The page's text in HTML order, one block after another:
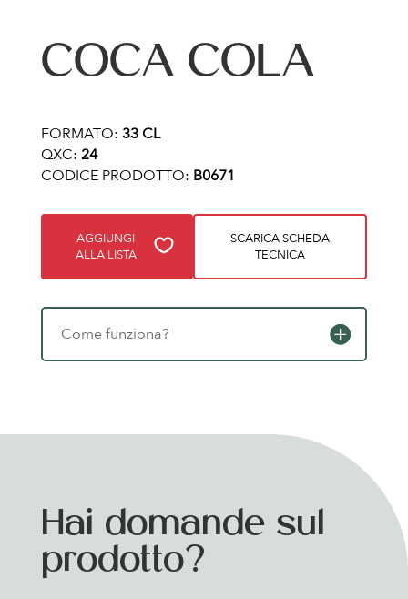
COCA COLA
FORMATO: 33 CL
QXC: 24
CODICE PRODOTTO: B0671
AGGIUNGI
ALLA LISTA
SCARICA SCHEDA
TECNICA
Come funziona?
Hai domande sul
prodotto?